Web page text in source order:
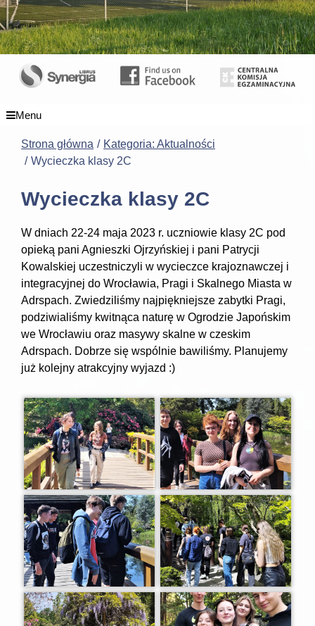
Menu
Strona główna
Kategoria: Aktualności
Wycieczka klasy 2C
Wycieczka klasy 2C
W dniach 22-24 maja 2023 r. uczniowie klasy 2C pod
opieką pani Agnieszki Ojrzyńskiej i pani Patrycji
Kowalskiej uczestniczyli w wycieczce krajoznawczej i
integracyjnej do Wrocławia, Pragi i Skalnego Miasta w
Adrspach. Zwiedziliśmy najpiękniejsze zabytki Pragi,
podziwialiśmy kwitnąca naturę w Ogrodzie Japońskim
we Wrocławiu oraz masywy skalne w czeskim
Adrspach. Dobrze się wspólnie bawiliśmy. Planujemy
już kolejny atrakcyjny wyjazd :)